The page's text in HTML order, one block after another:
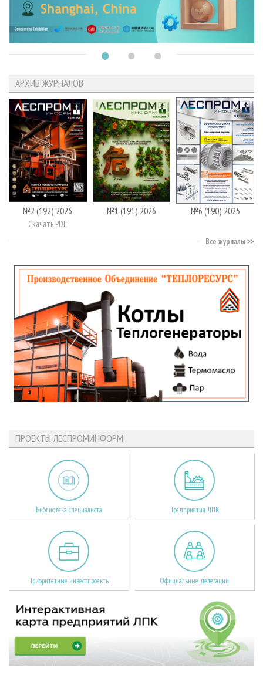
АРХИВ ЖУРНАЛОВ
№2 (192) 2026
Скачать PDF
№1 (191) 2026 №6 (190) 2025
Все журналы
ПРОЕКТЫ ЛЕСПРОМИНФОРМ
Библиотека специалиста Предприятия ЛПК
Приоритетные инвестпроекты Официальные делегации